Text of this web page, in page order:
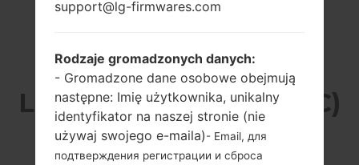
LG MG220C (LGMG220C)
Z SERII LG OTHERS
support@lg-firmwares.com
Rodzaje gromadzonych danych:
- Gromadzone dane osobowe obejmują
następne: Imię użytkownika, unikalny
identyfikator na naszej stronie (nie
używaj swojego e-maila)- Email, для
подтверждения регистрации и сброса